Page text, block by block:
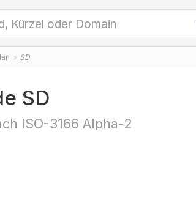
SD
SD
ISO-3166 Alpha-2